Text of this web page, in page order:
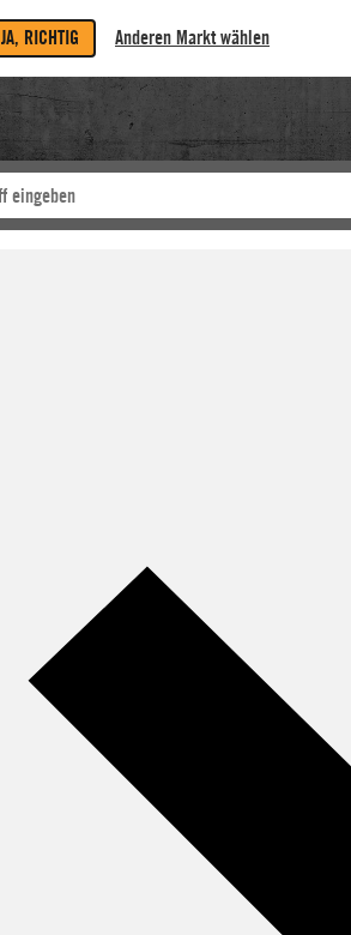
JA, RICHTIG Anderen Markt wählen